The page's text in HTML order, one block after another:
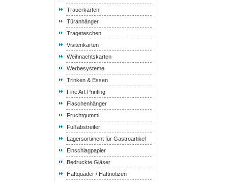
Trauerkarten
Türanhänger
Tragetaschen
Visitenkarten
Weihnachtskarten
Werbesysteme
Trinken & Essen
Fine Art Printing
Flaschenhänger
Fruchtgummi
Fußabstreifer
Lagersortiment für Gastroartikel
Einschlagpapier
Bedruckte Gläser
Haftquader / Haftnotizen